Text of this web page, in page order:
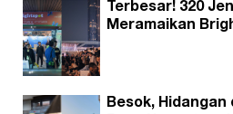
Terbesar! 320
Meramaikan
Besok, Hidangan